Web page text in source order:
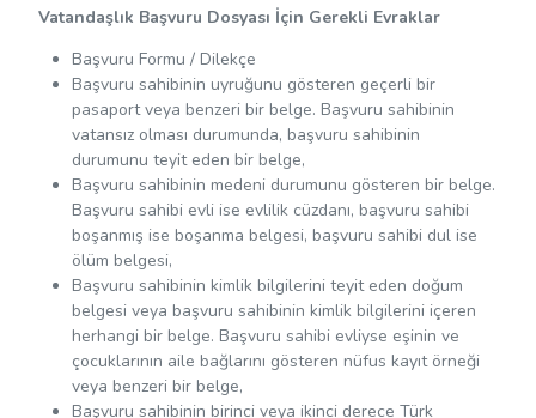
Vatandaşlık Başvuru Dosyası İçin Gerekli Evraklar
Başvuru Formu / Dilekçe
Başvuru sahibinin uyruğunu gösteren geçerli bir
pasaport veya benzeri bir belge. Başvuru sahibinin
vatansız olması durumunda, başvuru sahibinin
durumunu teyit eden bir belge,
Başvuru sahibinin medeni durumunu gösteren bir belge.
Başvuru sahibi evli ise evlilik cüzdanı, başvuru sahibi
boşanmış ise boşanma belgesi, başvuru sahibi dul ise
ölüm belgesi,
Başvuru sahibinin kimlik bilgilerini teyit eden doğum
belgesi veya başvuru sahibinin kimlik bilgilerini içeren
herhangi bir belge. Başvuru sahibi evliyse eşinin ve
çocuklarının aile bağlarını gösteren nüfus kayıt örneği
veya benzeri bir belge,
Başvuru sahibinin birinci veya ikinci derece Türk